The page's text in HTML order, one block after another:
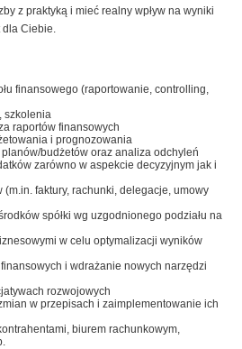
z praktyką i mieć realny wpływ na wyniki
dla Ciebie.
finansowego (raportowanie, controlling,
szkolenia
raportów finansowych
i prognozowania
budżetów oraz analiza odchyleń
zarówno w aspekcie decyzyjnym jak i
(m.in. faktury, rachunki, delegacje, umowy
spółki wg uzgodnionego podziału na
w celu optymalizacji wyników
i wdrażanie nowych narzędzi
rozwojowych
w przepisach i zaimplementowanie ich
biurem rachunkowym,